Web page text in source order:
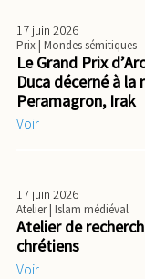
17 juin 2026
Prix| Mondes sémitiques
Le Grand Prix
Duca décerné à
Peramagron, Irak
Voir
17 juin 2026
Atelier| Islam médiéval
Atelier de
chrétiens
Voir